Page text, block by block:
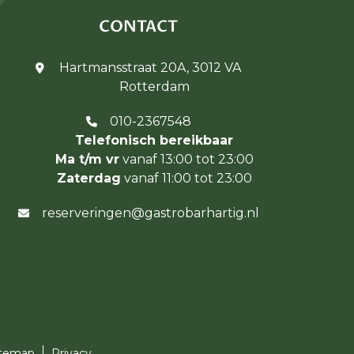
CONTACT
Hartmansstraat 20A, 3012 VA
Rotterdam
010-2367548
Telefonisch bereikbaar
Ma t/m vrvanaf 13:00 tot 23:00
Zaterdag vanaf 11:00 tot 23:00
reserveringen@gastrobarhartig.nl